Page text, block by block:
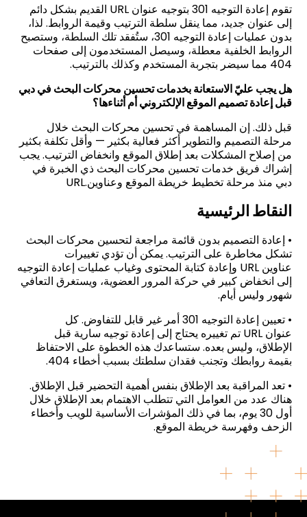
تقوم إعادة التوجيه 301 بتوجيه عنوان
URL القديم بشكل دائم
إلى عنوان جديد، مما ينقل سلطة الترتيب وقيمة الروابط. لذا،
بدون عمليات إعادة التوجيه 301، ستُفقد تلك السلطة، وستصبح
الروابط الخلفية معطلة، وسيصل المستخدمون إلى صفحات
404 مما سيضر بتجربة المستخدم وكذلك بالترتيب.
هل يجب عليّ الاستعانة بخدمات تحسين محركات البحثفي دبي
قبل إعادة تصميم الموقع الإلكتروني أم أثناءها؟
قبل ذلك. إن المساهمة في تحسين محركات البحث خلال
مرحلة التصميم والتطوير أكثر فعالية بكثير — وأقل تكلفة بكثير
من إصلاح المشكلات بعد إطلاق الموقع وانخفاض الترتيب. يجب
إشراك فريق خدمات تحسين محركات البحث ذي الخبرة في
دبي منذ مرحلة تخطيط خريطة الموقع وعناوينURL.
النقاط الرئيسية
• إعادة التصميم بدون قائمة مراجعة لتحسين محركات البحث
تشكل مخاطرة على الترتيب. يمكن أن تؤدي تغييرات
عناوين URL وإعادة كتابة المحتوى وغياب عمليات إعادة التوجيه
إلى انخفاض كبير في حركة المرور العضوية، ويستغرق التعافي
شهور وليس أيام.
•
تعيين إعادة التوجيه 301 أمر غير قابل للتفاوض. كل
عنوان URLتم تغييره يحتاج إلى إعادة توجيه سارية قبل
الإطلاق، وليس بعده. ستساعدك هذه الخطوة على الاحتفاظ
بقيمة روابطك وتجنب فقدان سلطتك بسبب أخطاء 404
.
• تعد المراقبة بعد الإطلاق بنفس أهمية التحضير قبل الإطلاق.
هناك عدد من العوامل التي تتطلب الاهتمام بعد الإطلاق خلال
أول 30 يوم، بما في ذلك المؤشرات الأساسية للويب وأخطاء
الزحف وفهرسة خريطة الموقع.